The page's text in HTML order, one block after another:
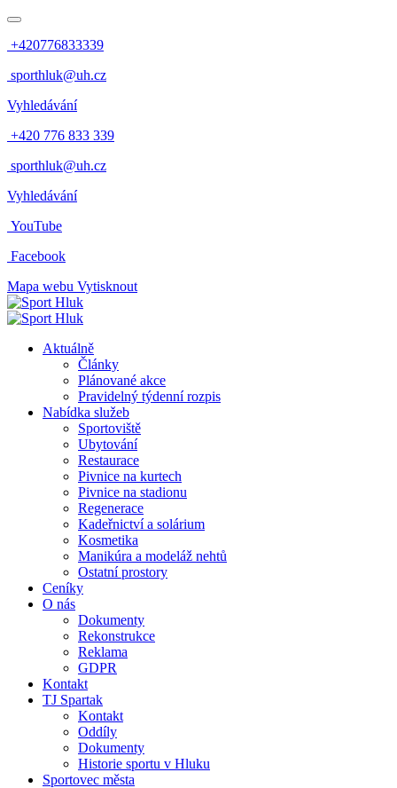
+420776833339
sporthluk@uh.cz
Vyhledávání
+420 776 833 339
sporthluk@uh.cz
Vyhledávání
YouTube
Facebook
Mapa webu Vytisknout
Aktuálně
Články
Plánované akce
Pravidelný týdenní rozpis
Nabídka služeb
Sportoviště
Ubytování
Restaurace
Pivnice na kurtech
Pivnice na stadionu
Regenerace
Kadeřnictví a solárium
Kosmetika
Manikúra a modeláž nehtů
Ostatní prostory
Ceníky
O nás
Dokumenty
Rekonstrukce
Reklama
GDPR
Kontakt
TJ Spartak
Kontakt
Oddíly
Dokumenty
Historie sportu v Hluku
Sportovec města